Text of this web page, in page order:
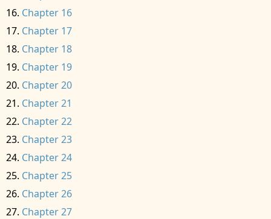
Chapter 16
Chapter 17
Chapter 18
Chapter 19
Chapter 20
Chapter 21
Chapter 22
Chapter 23
Chapter 24
Chapter 25
Chapter 26
Chapter 27